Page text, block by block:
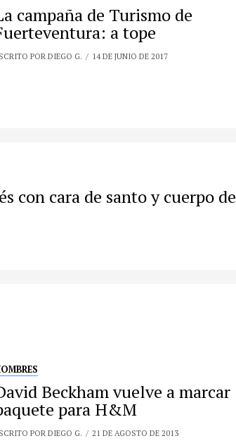
campaña de Turismo de
a tope
POR DIEGO G. 14 DE JUNIO DE 2017
con cara de santo y cuerpo de
Beckham vuelve a marcar
para H&M
POR DIEGO G. 21 DE AGOSTO DE 2013